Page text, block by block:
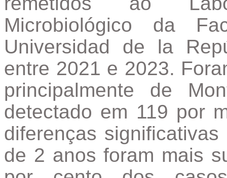
Microbiológico da
Universidad de la
entre 2021 e 2023.
principalmente de
detectado em 119 por
diferenças
de 2 anos foram mais